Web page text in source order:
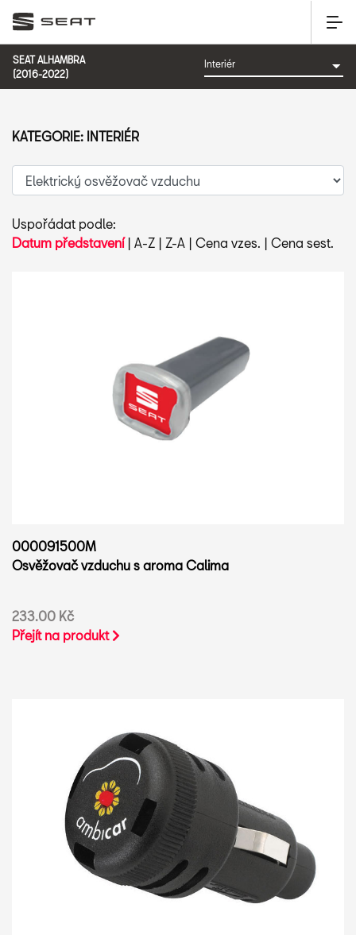
SEAT ALHAMBRA
(2016-2022)
Uspořádat podle:
Datum představení| A-Z | Z-A | Cena vzes. | Cena sest.
000091500M
Osvěžovač vzduchu s aroma Calima
233.00 Kč
Přejít na produkt
KATEGORIE: INTERIÉR